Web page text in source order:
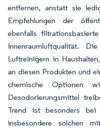
entfernen, anstatt sie
Empfehlungen der
ebenfalls
Innenraumluftqualität.
Luftreinigern in
an diesen Produkten und
chemische Optionen
Desodorierungsmittel
Trend ist besonders bei
insbesondere solchen